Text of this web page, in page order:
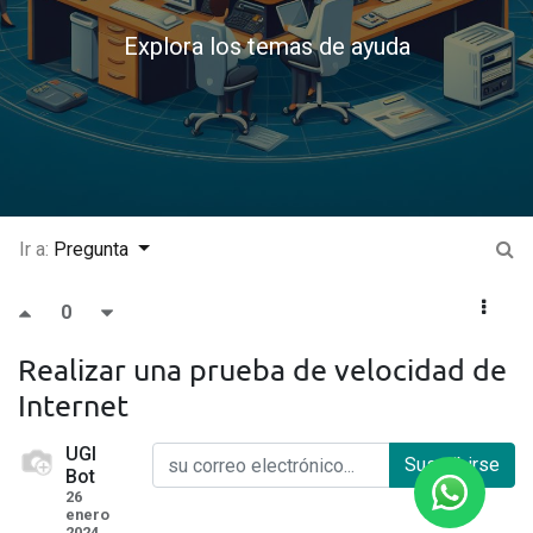
Explora los temas de ayuda
Ir a: Pregunta
0
Realizar una prueba de velocidad de
Internet
UGI
Bot
26
enero
Suscribirse